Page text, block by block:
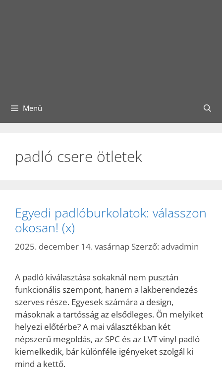
Menü
padló csere ötletek
Egyedi padlóburkolatok: válasszon
okosan! (x)
2025. december 14. vasárnap Szerző: advadmin
A padló kiválasztása sokaknál nem pusztán
funkcionális szempont, hanem a lakberendezés
szerves része. Egyesek számára a design,
másoknak a tartósság az elsődleges. Ön melyiket
helyezi előtérbe? A mai választékban két
népszerű megoldás, az SPC és az LVT vinyl padló
kiemelkedik, bár különféle igényeket szolgál ki
mind a kettő.